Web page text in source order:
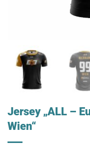
Jersey „ALL –
Wien“